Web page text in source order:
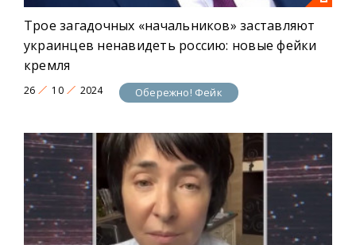
Трое загадочных «начальников» заставляют
украинцев ненавидеть россию: новые фейки
кремля
26 10 2024 Обережно! Фейк